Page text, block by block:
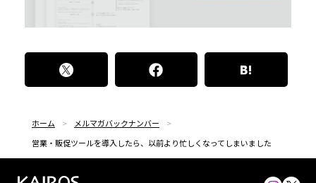
ホーム
メルマガバックナンバー
営業・販促ツールを導入したら、以前より忙しくなってしまいました